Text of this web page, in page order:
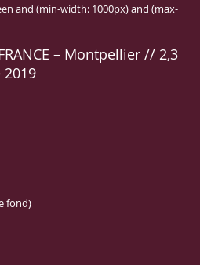
and (min-width: 1000px) and (max-
– Montpellier // 2,3
2019
fond)